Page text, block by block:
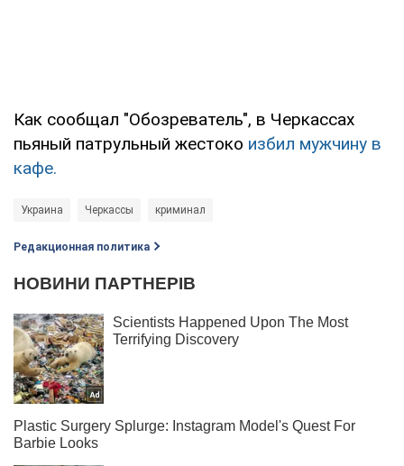
Как сообщал "Обозреватель", в Черкассах
пьяный патрульный жестоко избил мужчину в
кафе.
Украина Черкассы криминал
Редакционная политика